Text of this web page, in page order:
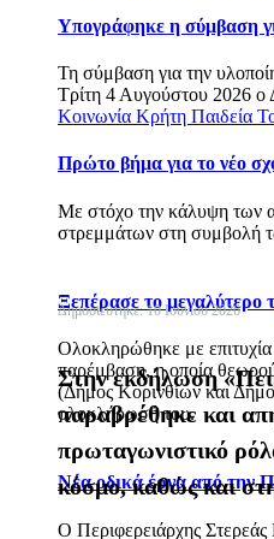
Υπογράφηκε η σύμβαση
Τη σύμβαση για την
Τρίτη 4 Αυγούστου 2026 ο
Κοινωνία Κρήτη Παιδεία
Πρώτο βήμα για το νέο
Με στόχο την κάλυψη των
στρεμμάτων στη
Ξεπέρασε το μεγαλύτερο
Ολοκληρώθηκε με επιτυχία
παρέμβαση, η οποία
(Δήμος Κορινθίων και
ολοκλήρωσή του.
Νέα οδικά έργα από την
Ο Περιφερειάρχης
Δημοσιεύτηκε: 10 Ιουνίου 2026
Στην εκδήλωση
παραβρέθηκε και
πρωταγωνιστικό
κόσμο, καθώς και